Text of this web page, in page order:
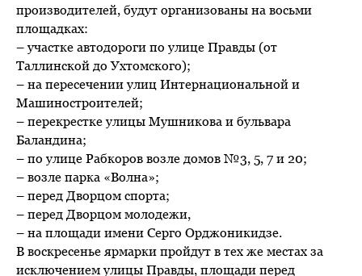
производителей, будут организованы на восьми
площадках:
– участке автодороги по улице Правды (от
Таллинской до Ухтомского);
– на пересечении улиц Интернациональной и
Машиностроителей;
– перекрестке улицы Мушникова и бульвара
Баландина;
– по улице Рабкоров возле домов №3, 5, 7 и 20;
– возле парка «Волна»;
– перед Дворцом спорта;
– перед Дворцом молодежи,
– на площади имени Серго Орджоникидзе.
В воскресенье ярмарки пройдут в тех же местах за
исключением улицы Правды, площади перед